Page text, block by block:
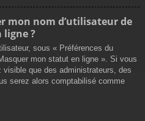
mon nom d’utilisateur de
ligne ?
sous « Préférences du
mon statut en ligne ». Si vous
que des administrateurs, des
serez alors comptabilisé comme